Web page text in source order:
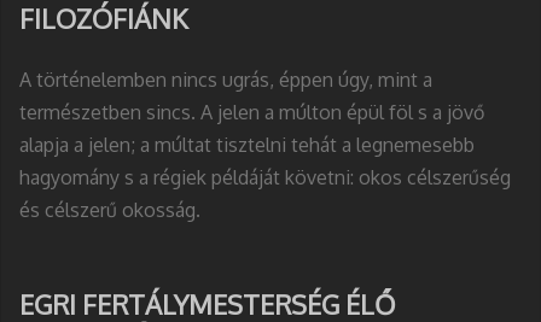
FILOZÓFIÁNK
A történelemben nincs ugrás, éppen úgy, mint a
természetben sincs. A jelen a múlton épül föl s a jövő
alapja a jelen; a múltat tisztelni tehát a legnemesebb
hagyomány s a régiek példáját követni: okos célszerűség
és célszerű okosság.
EGRI FERTÁLYMESTERSÉG ÉLŐ